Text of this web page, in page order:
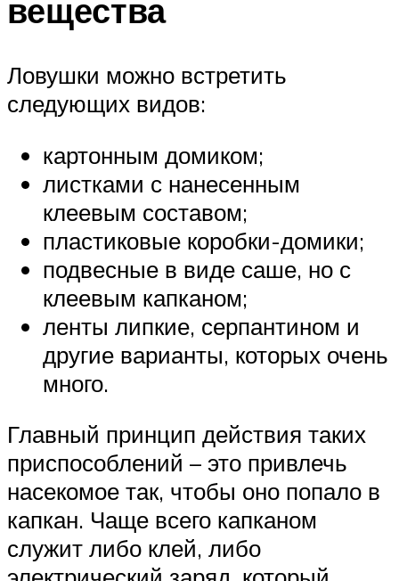
вещества
Ловушки можно встретить
следующих видов:
картонным домиком;
листками с нанесенным
клеевым составом;
пластиковые коробки-домики;
подвесные в виде саше, но с
клеевым капканом;
ленты липкие, серпантином и
другие варианты, которых очень
много.
Главный принцип действия таких
приспособлений – это привлечь
насекомое так, чтобы оно попало в
капкан. Чаще всего капканом
служит либо клей, либо